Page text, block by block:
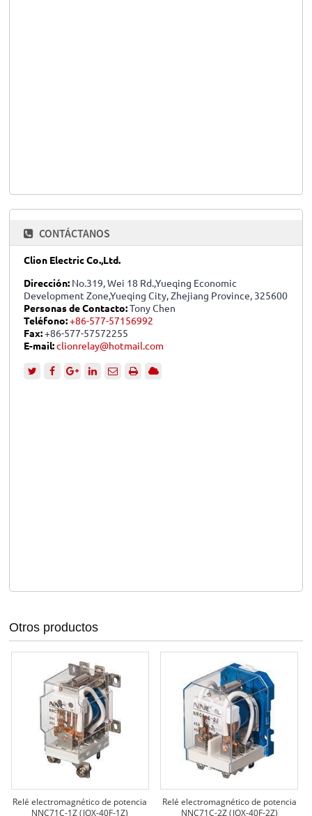
CONTÁCTANOS
Clion Electric Co.,Ltd.
Dirección: No.319, Wei 18 Rd.,Yueqing Economic
Development Zone,Yueqing City, Zhejiang Province, 325600
Personas de Contacto:Tony Chen
Teléfono: +86-577-57156992
Fax:+86-577-57572255
E-mail: clionrelay@hotmail.com
Otros productos
Relé electromagnético de potencia
NNC71C-1Z (JQX-40F-1Z)
Relé electromagnético de potencia
NNC71C-2Z (JQX-40F-2Z)